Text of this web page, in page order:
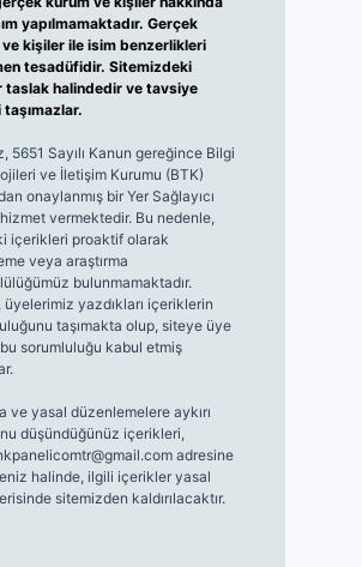
yapılmamaktadır. Gerçek
kişiler ile isim benzerlikleri
tesadüfidir. Sitemizdeki
taslak halindedir ve tavsiye
5651 Sayılı Kanun gereğince Bilgi
ve İletişim Kurumu (BTK)
onaylanmış bir Yer Sağlayıcı
vermektedir. Bu nedenle,
içerikleri proaktif olarak
veya araştırma
bulunmamaktadır.
üyelerimiz yazdıkları içeriklerin
taşımakta olup, siteye üye
sorumluluğu kabul etmiş
ve yasal düzenlemelere aykırı
düşündüğünüz içerikleri,
adresine
halinde, ilgili içerikler yasal
sitemizden kaldırılacaktır.